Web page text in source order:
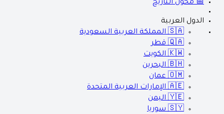
📅 محول التاريخ
الدول العربية
🇸🇦 المملكة العربية السعودية
🇶🇦 قطر
🇰🇼 الكويت
🇧🇭 البحرين
🇴🇲 عمان
🇦🇪 الإمارات العربية المتحدة
🇾🇪 اليمن
🇸🇾 سوريا